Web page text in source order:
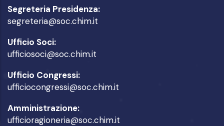
Segreteria Presidenza:
segreteria@soc.chim.it
Ufficio Soci:
ufficiosoci@soc.chim.it
Ufficio Congressi:
ufficiocongressi@soc.chim.it
Amministrazione:
ufficioragioneria@soc.chim.it